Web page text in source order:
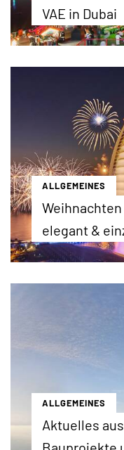
VAE in Dubai
Der 2. Dezember
Tag im Jahr 1971
Dhabi, Dubai,
Ajman einen
finden im ganzen
zu Ehren der
die wichtigsten,
...mehr erfahren
ALLGEMEINES
elegant &
Weihnachten in
das
können, erfahren
...mehr erfahren
ALLGEMEINES
Aktuelles